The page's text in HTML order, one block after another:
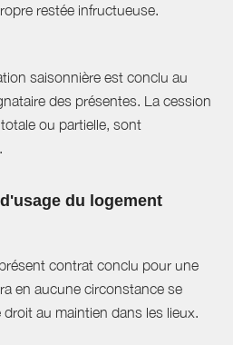
restée infructueuse.
saisonnière est conclu au
des présentes. La cession
ou partielle, sont
du logement
contrat conclu pour une
en aucune circonstance se
au maintien dans les lieux.